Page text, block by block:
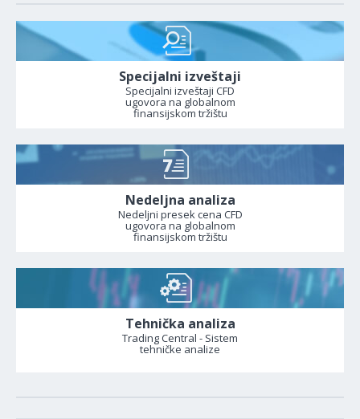
Specijalni izveštaji
Specijalni izveštaji CFD
ugovora na globalnom
finansijskom tržištu
Nedeljna analiza
Nedeljni presek cena CFD
ugovora na globalnom
finansijskom tržištu
Tehnička analiza
Trading Central - Sistem
tehničke analize